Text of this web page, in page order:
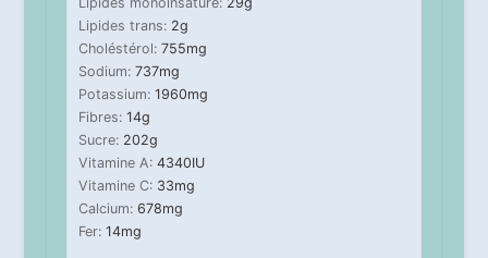
Lipides trans: 2g
Choléstérol: 755mg
Sodium: 737mg
Potassium: 1960mg
Fibres: 14g
Sucre: 202g
Vitamine A: 4340IU
Vitamine C: 33mg
Calcium: 678mg
Fer: 14mg